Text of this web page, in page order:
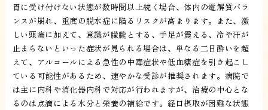
胃に受け付けない状態が数時間以上続く場合、体内の電解質バラ
ンスが崩れ、重度の脱水症に陥るリスクが高まります。また、激
しい頭痛に加えて、意識が朦朧とする、手足が震える、冷や汗が
止まらないといった症状が見られる場合は、単なる二日酔いを超
えて、アルコールによる急性の中毒症状や低血糖症を引き起こし
ている可能性があるため、速やかな受診が推奨されます。病院で
は主に内科や消化器内科で対応が行われますが、治療の中心とな
るのは点滴による水分と栄養の補給です。経口摂取が困難な状態